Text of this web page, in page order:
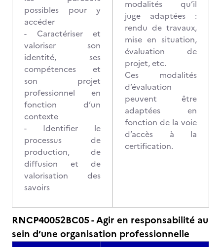
possibles pour y
accéder
- Caractériser et
valoriser son
identité, ses
compétences et
son projet
professionnel en
fonction d’un
contexte
- Identifier le
processus de
production, de
diffusion et de
valorisation des
savoirs
modalités qu’il
juge adaptées :
rendu de travaux,
mise en situation,
évaluation de
projet, etc.
Ces modalités
d’évaluation
peuvent être
adaptées en
fonction de la voie
d’accès à la
certification.
RNCP40052BC05 - Agir en responsabilité au
sein d’une organisation professionnelle